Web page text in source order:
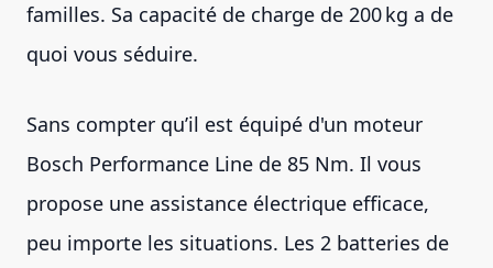
familles. Sa capacité de charge de 200 kg a de
quoi vous séduire.
Sans compter qu’il est équipé d'un moteur
Bosch Performance Line de 85 Nm. Il vous
propose une assistance électrique efficace,
peu importe les situations. Les 2 batteries de